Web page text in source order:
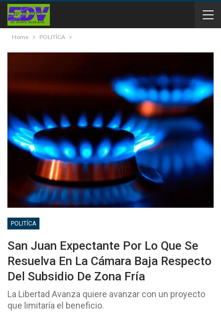
Home POLITÍCA
POLITÍCA
San Juan Expectante Por Lo Que Se
Resuelva En La Cámara Baja Respecto
Del Subsidio De Zona Fría
La Libertad Avanza quiere avanzar con un proyecto
que limitaría el beneficio.